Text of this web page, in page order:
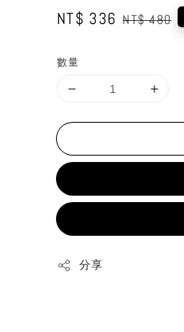
Sale
NT$ 336 Regular
NT$ 480
數量
分享